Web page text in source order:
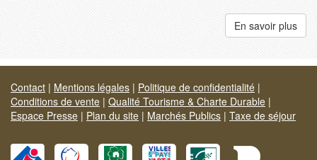
En savoir plus
Contact | Mentions légales | Politique de confidentialité |
Conditions de vente | Qualité Tourisme & Charte Durable |
Espace Presse | Plan du site | Marchés Publics | Taxe de séjour